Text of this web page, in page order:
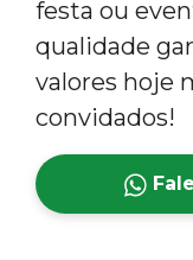
festa ou
qualidade
valores hoje
convidados!